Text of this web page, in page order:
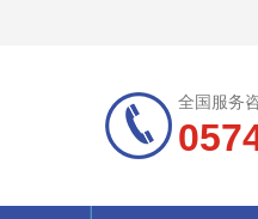
全国服务